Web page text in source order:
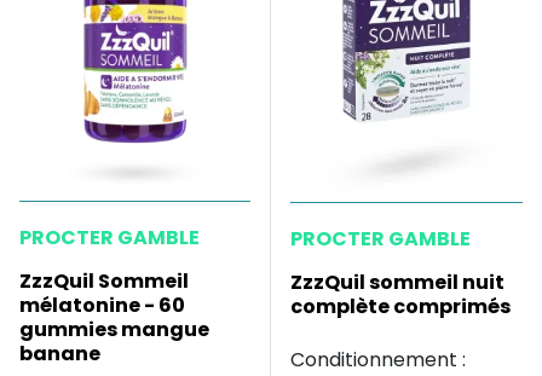
PROCTER GAMBLE
ZzzQuil Sommeil
mélatonine - 60
gummies mangue
banane
PROCTER GAMBLE
ZzzQuil sommeil nuit
complète comprimés
Conditionnement :